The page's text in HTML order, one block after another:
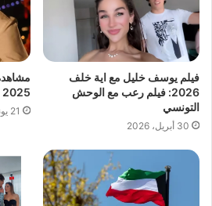
فيلم يوسف خليل مع اية خلف
2026: فيلم رعب مع الوحش
التونسي
30 أبريل، 2026
2025 الجديد كامل مجانا
21 يونيو، 2025